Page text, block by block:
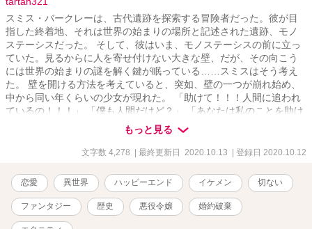
スミス・バークレーは、古代遺跡を探索する冒険者だった。彼が目
指した終着地、それは世界の始まりの場所と記述された遺跡、モノ
ステーシスだった。 そして、彼はいま、モノステーシスの前に立っ
ていた。見るからに人を寄せ付けない大きな壁、だが、その向こう
には世界の始まりの謎を解く鍵が眠っている……スミスはそう考え
た。 壁を開ける方法を考えていると、突如、壁の一つが崩れ始め、
中から同い年くらいの少女が現れた。 「助けて！！！人間に追われ
ているの！！！」 「僕も人間だけど？」 「あなたは私のことを助け
てくれると信じている！！！そうだ、私の旦那さんになっ
て！！！」 「ええええええっ？」 突如として見知らぬ少女から告白
されたスミスは困惑した。すると、壁の中から武装した人間たちが
と思います。
もっと見る
文字数 4,278 | 最終更新日 2020.10.13 | 登録日 2020.10.12
恋愛 異世界 ハッピーエンド イケメン 切ない
ファンタジー 歴史 悪役令嬢 婚約破棄